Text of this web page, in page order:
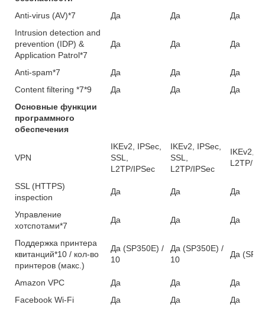
Anti-virus (AV)*7
Да Да
Да
Intrusion detection and
prevention (IDP) &
Application Patrol*7
Да Да Да
Anti-spam*7 Да Да
Да
Content filtering *7*9
Да Да
Да
Основные функции
программного
обеспечения
VPN
IKEv2, IPSec,
SSL,
L2TP/IPSec
IKEv2, IPSec,
SSL,
L2TP/IPSec
IKEv2,
L2TP/
SSL (HTTPS)
inspection
Да Да Да
Управление
хотспотами*7
Да Да Да
Поддержка принтера
квитанций*10 / кол-во
принтеров (макс.)
Да (SP350E) /
10
Да (SP350E) /
10
Да
Amazon VPC Да Да
Да
Facebook Wi-Fi
Да Да Да